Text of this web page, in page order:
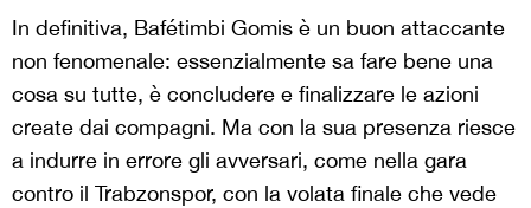
In definitiva, Bafétimbi Gomis è un buon attaccante
non fenomenale: essenzialmente sa fare bene una
cosa su tutte, è concludere e finalizzare le azioni
create dai compagni. Ma con la sua presenza riesce
a indurre in errore gli avversari, come nella gara
contro il Trabzonspor, con la volata finale che vede